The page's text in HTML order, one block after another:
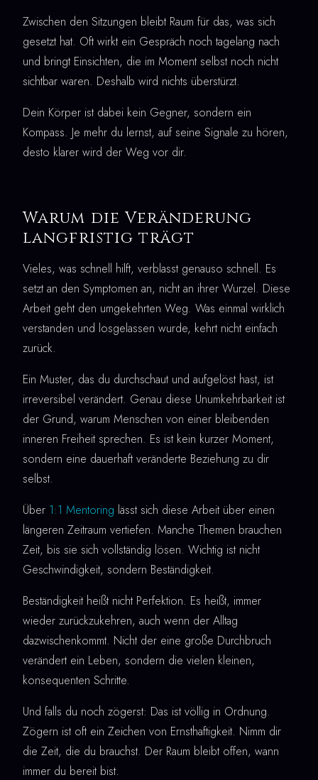
Zwischen den Sitzungen bleibt Raum für das, was sich
gesetzt hat. Oft wirkt ein Gespräch noch tagelang nach
und bringt Einsichten, die im Moment selbst noch nicht
sichtbar waren. Deshalb wird nichts überstürzt.
Dein Körper ist dabei kein Gegner, sondern ein
Kompass. Je mehr du lernst, auf seine Signale zu hören,
desto klarer wird der Weg vor dir.
Warum die Veränderung
langfristig trägt
Vieles, was schnell hilft, verblasst genauso schnell. Es
setzt an den Symptomen an, nicht an ihrer Wurzel. Diese
Arbeit geht den umgekehrten Weg. Was einmal wirklich
verstanden und losgelassen wurde, kehrt nicht einfach
zurück.
Ein Muster, das du durchschaut und aufgelöst hast, ist
irreversibel verändert. Genau diese Unumkehrbarkeit ist
der Grund, warum Menschen von einer bleibenden
inneren Freiheit sprechen. Es ist kein kurzer Moment,
sondern eine dauerhaft veränderte Beziehung zu dir
selbst.
Über 1:1 Mentoring lässt sich diese Arbeit über einen
längeren Zeitraum vertiefen. Manche Themen brauchen
Zeit, bis sie sich vollständig lösen. Wichtig ist nicht
Geschwindigkeit, sondern Beständigkeit.
Beständigkeit heißt nicht Perfektion. Es heißt, immer
wieder zurückzukehren, auch wenn der Alltag
dazwischenkommt. Nicht der eine große Durchbruch
verändert ein Leben, sondern die vielen kleinen,
konsequenten Schritte.
Und falls du noch zögerst: Das ist völlig in Ordnung.
Zögern ist oft ein Zeichen von Ernsthaftigkeit. Nimm dir
die Zeit, die du brauchst. Der Raum bleibt offen, wann
immer du bereit bist.